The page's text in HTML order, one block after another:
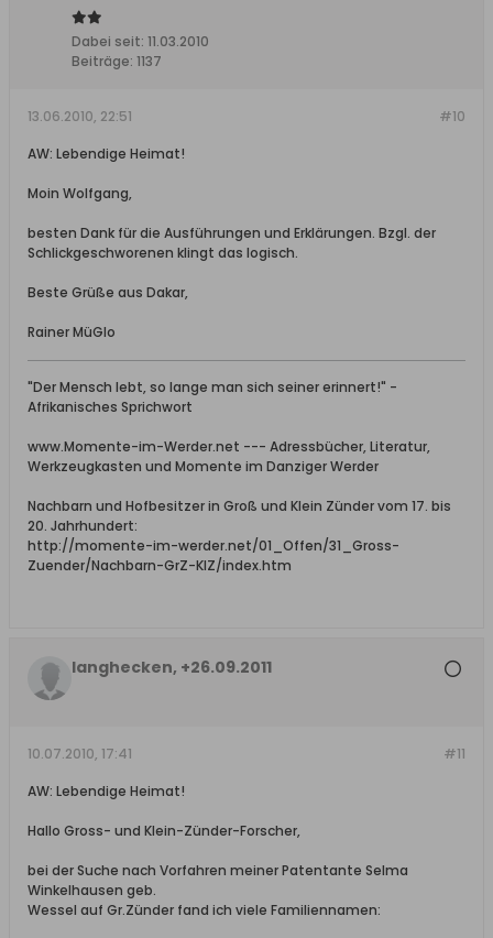
Dabei seit: 11.03.2010
Beiträge: 1137
#10
13.06.2010, 22:51
AW: Lebendige Heimat!
Moin Wolfgang,
besten Dank für die Ausführungen und Erklärungen. Bzgl. der
Schlickgeschworenen klingt das logisch.
Beste Grüße aus Dakar,
Rainer MüGlo
"Der Mensch lebt, so lange man sich seiner erinnert!" -
Afrikanisches Sprichwort
www.Momente-im-Werder.net --- Adressbücher, Literatur,
Werkzeugkasten und Momente im Danziger Werder
Nachbarn und Hofbesitzer in Groß und Klein Zünder vom 17. bis
20. Jahrhundert:
http://momente-im-werder.net/01_Offen/31_Gross-
Zuender/Nachbarn-GrZ-KlZ/index.htm
langhecken, +26.09.2011
#11
10.07.2010, 17:41
AW: Lebendige Heimat!
Hallo Gross- und Klein-Zünder-Forscher,
bei der Suche nach Vorfahren meiner Patentante Selma
Winkelhausen geb.
Wessel auf Gr.Zünder fand ich viele Familiennamen: